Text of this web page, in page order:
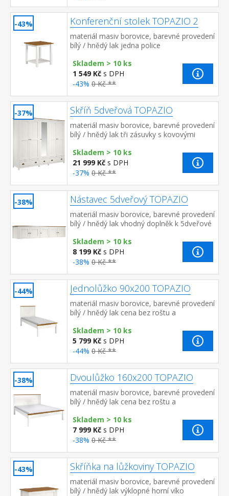
-43% Konferenční stolek TOPAZIO 2
materiál masiv borovice, barevné provedení
bílý / hnědý lak jedna police
Skladem > 10 ks
1 549 Kč s DPH
-43% 0 Kč **
-37% Skříň 5dveřová TOPAZIO
materiál masiv borovice, barevné provedení
bílý / hnědý lak tři zásuvky s kovovými
střední a p...
Skladem > 10 ks
21 999 Kč s DPH
-37% 0 Kč **
-38% Nástavec 5dveřový TOPAZIO
materiál masiv borovice, barevné provedení
bílý / hnědý lak vhodný doplněk k 5dveřové
Skladem > 10 ks
8 199 Kč s DPH
-38% 0 Kč **
-44% Jednolůžko 90x200 TOPAZIO
materiál masiv borovice, barevné provedení
bílý / hnědý lak cena bez roštu a
200 cm a rošt R1 vh...
Skladem > 10 ks
5 799 Kč s DPH
-44% 0 Kč **
-38% Dvoulůžko 160x200 TOPAZIO
materiál masiv borovice, barevné provedení
bílý / hnědý lak cena bez roštu a
200 cm nebo 2 kusy 80 ×...
Skladem > 10 ks
7 999 Kč s DPH
-38% 0 Kč **
-43% Skříňka na lůžkoviny TOPAZIO
materiál masiv borovice, barevné provedení
bílý / hnědý lak výklopné horní víko